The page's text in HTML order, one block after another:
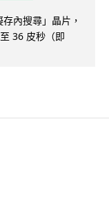
內搜尋」晶片，
36 皮秒（即